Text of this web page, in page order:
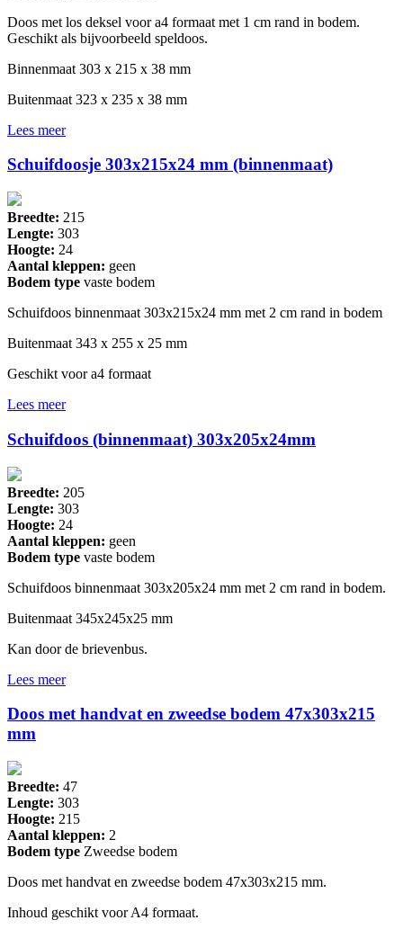
Doos met los deksel voor a4 formaat met 1 cm rand in bodem.
Geschikt als bijvoorbeeld speldoos.
Binnenmaat 303 x 215 x 38 mm
Buitenmaat 323 x 235 x 38 mm
Lees meer
Schuifdoosje 303x215x24 mm (binnenmaat)
Breedte: 215
Lengte: 303
Hoogte: 24
Aantal kleppen: geen
Bodem type vaste bodem
Schuifdoos binnenmaat 303x215x24 mm met 2 cm rand in bodem
Buitenmaat 343 x 255 x 25 mm
Geschikt voor a4 formaat
Lees meer
Schuifdoos (binnenmaat) 303x205x24mm
Breedte: 205
Lengte: 303
Hoogte: 24
Aantal kleppen: geen
Bodem type vaste bodem
Schuifdoos binnenmaat 303x205x24 mm met 2 cm rand in bodem.
Buitenmaat 345x245x25 mm
Kan door de brievenbus.
Lees meer
Doos met handvat en zweedse bodem 47x303x215
mm
Breedte: 47
Lengte: 303
Hoogte: 215
Aantal kleppen: 2
Bodem type Zweedse bodem
Doos met handvat en zweedse bodem 47x303x215 mm.
Inhoud geschikt voor A4 formaat.